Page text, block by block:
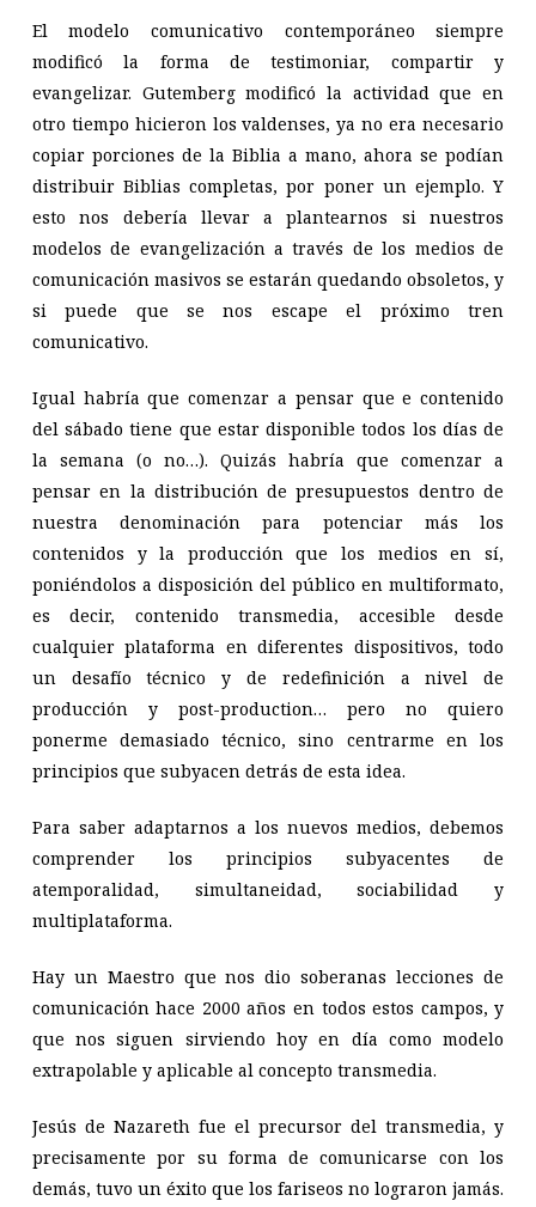
El modelo comunicativo contemporáneo siempre
modificó la forma de testimoniar, compartir y
evangelizar. Gutemberg modificó la actividad que en
otro tiempo hicieron los valdenses, ya no era necesario
copiar porciones de la Biblia a mano, ahora se podían
distribuir Biblias completas, por poner un ejemplo. Y
esto nos debería llevar a plantearnos si nuestros
modelos de evangelización a través de los medios de
comunicación masivos se estarán quedando obsoletos, y
si puede que se nos escape el próximo tren
comunicativo.
Igual habría que comenzar a pensar que e contenido
del sábado tiene que estar disponible todos los días de
la semana (o no…). Quizás habría que comenzar a
pensar en la distribución de presupuestos dentro de
nuestra denominación para potenciar más los
contenidos y la producción que los medios en sí,
poniéndolos a disposición del público en multiformato,
es decir, contenido transmedia, accesible desde
cualquier plataforma en diferentes dispositivos, todo
un desafío técnico y de redefinición a nivel de
producción y post-production… pero no quiero
ponerme demasiado técnico, sino centrarme en los
principios que subyacen detrás de esta idea.
Para saber adaptarnos a los nuevos medios, debemos
comprender los principios subyacentes de
atemporalidad, simultaneidad, sociabilidad y
multiplataforma.
Hay un Maestro que nos dio soberanas lecciones de
comunicación hace 2000 años en todos estos campos, y
que nos siguen sirviendo hoy en día como modelo
extrapolable y aplicable al concepto transmedia.
Jesús de Nazareth fue el precursor del transmedia, y
precisamente por su forma de comunicarse con los
demás, tuvo un éxito que los fariseos no lograron jamás.